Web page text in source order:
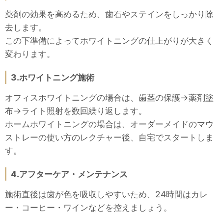
薬剤の効果を高めるため、歯石やステインをしっかり除
去します。
この下準備によってホワイトニングの仕上がりが大きく
変わります。
3.ホワイトニング施術
オフィスホワイトニングの場合は、歯茎の保護→薬剤塗
布→ライト照射を数回繰り返します。
ホームホワイトニングの場合は、オーダーメイドのマウ
ストレーの使い方のレクチャー後、自宅でスタートしま
す。
4.アフターケア・メンテナンス
施術直後は歯が色を吸収しやすいため、24時間はカレ
ー・コーヒー・ワインなどを控えましょう。